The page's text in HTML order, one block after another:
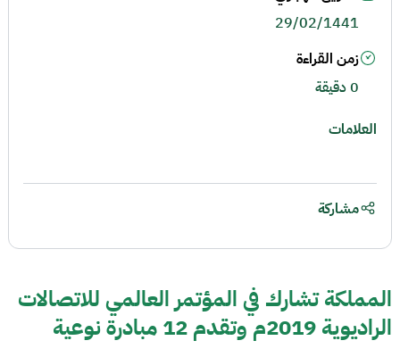
المملكة تشارك في المؤتمر العالمي للاتصالات
الراديوية 2019م وتقدم 12 مبادرة نوعية
29/02/1441
زمن القراءة
0 دقيقة
العلامات
مشاركة